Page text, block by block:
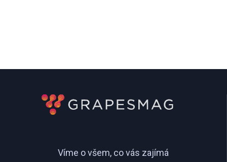
Víme o všem, co vás zajímá